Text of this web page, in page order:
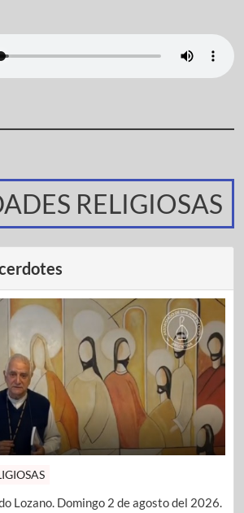
RELIGIOSAS
Lozano. Domingo 2 de agosto del 2026.